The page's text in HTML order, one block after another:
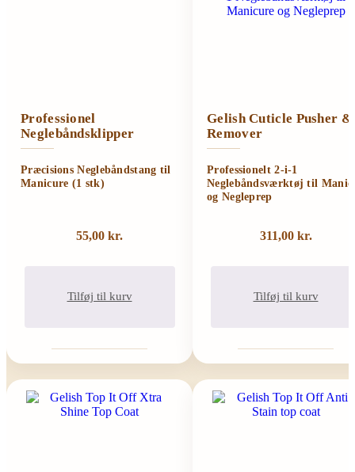
Professionel
Neglebåndsklipper
Præcisions Neglebåndstang til
Manicure (1 stk)
55,00 kr.
Tilføj til kurv
Gelish Cuticle Pusher &
Remover
Professionelt 2-i-1
Neglebåndsværktøj til
og Negleprep
311,00 kr.
Tilføj til kurv